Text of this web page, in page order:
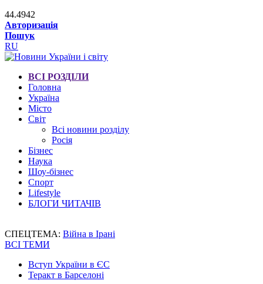
44.4942
Авторизація
Пошук
RU
ВСІ РОЗДІЛИ
Головна
Україна
Місто
Світ
Всі новини розділу
Росія
Бізнес
Наука
Шоу-бізнес
Спорт
Lifestyle
БЛОГИ ЧИТАЧІВ
СПЕЦТЕМА: Війна в Ірані
ВСІ ТЕМИ
Вступ України в ЄС
Теракт в Барселоні